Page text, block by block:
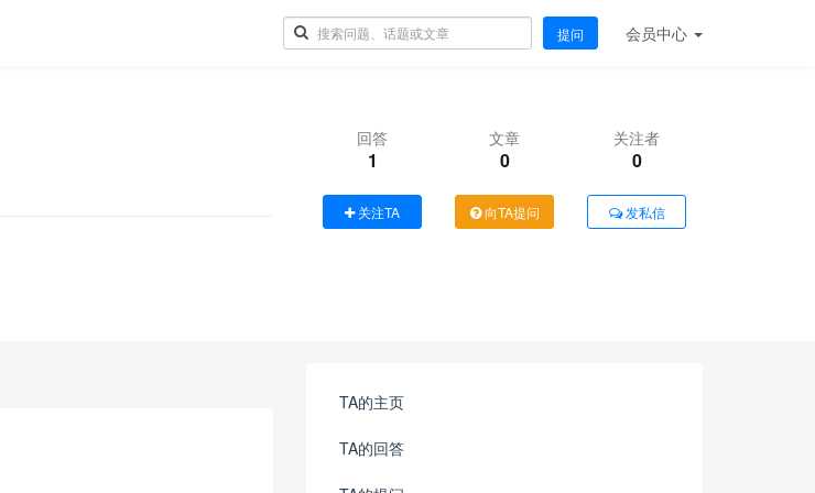
提问 会员中心
回答
1
文章
0
关注者
0
关注TA 向TA提问 发私信
TA的主页
TA的回答